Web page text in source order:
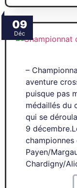
09
Déc
–
aventure
puisque pas
médaillés du
qui se
9
Payen/
Chardigny/